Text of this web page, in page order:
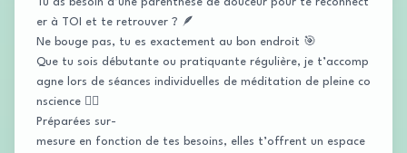
er à TOI et te retrouver ? 🪶
Ne bouge pas, tu es exactement au bon endroit 🎯
Que tu sois débutante ou pratiquante régulière, je t’accomp
agne lors de séances individuelles de méditation de pleine co
nscience 🧘‍♀️
Préparées sur-
mesure en fonction de tes besoins, elles t’offrent un espace